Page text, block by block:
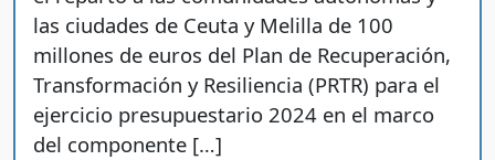
las ciudades de Ceuta y Melilla de 100
millones de euros del Plan de Recuperación,
Transformación y Resiliencia (PRTR) para el
ejercicio presupuestario 2024 en el marco
del componente […]